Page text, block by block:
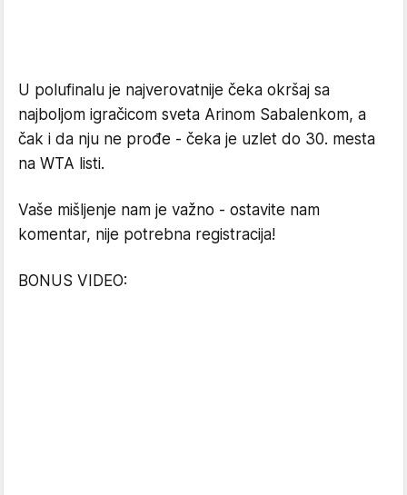
U polufinalu je najverovatnije čeka okršaj sa
najboljom igračicom sveta Arinom Sabalenkom, a
čak i da nju ne prođe - čeka je uzlet do 30. mesta
na WTA listi.
Vaše mišljenje nam je važno - ostavite nam
komentar, nije potrebna registracija!
BONUS VIDEO: